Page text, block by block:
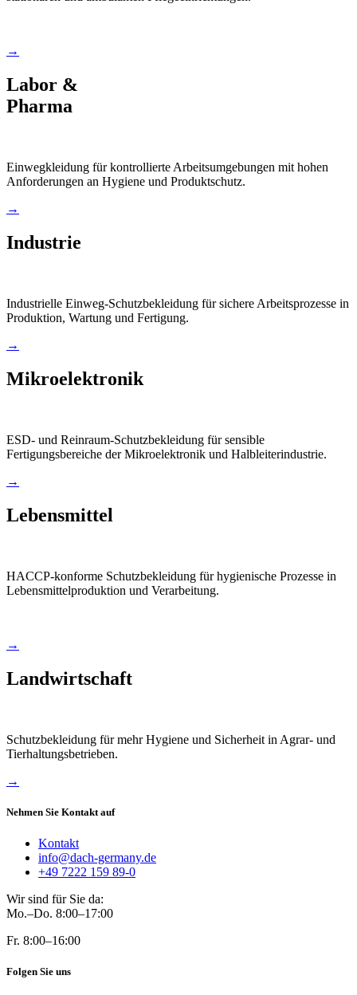
→
Labor &
Pharma
Einwegkleidung für kontrollierte Arbeitsumgebungen mit hohen
Anforderungen an Hygiene und Produktschutz.
→
Industrie
Industrielle Einweg-Schutzbekleidung für sichere Arbeitsprozesse in
Produktion, Wartung und Fertigung.
→
Mikroelektronik
ESD- und Reinraum-Schutzbekleidung für sensible
Fertigungsbereiche der Mikroelektronik und Halbleiterindustrie.
→
Lebensmittel
HACCP-konforme Schutzbekleidung für hygienische Prozesse in
Lebensmittelproduktion und Verarbeitung.
→
Landwirtschaft
Schutzbekleidung für mehr Hygiene und Sicherheit in Agrar- und
Tierhaltungsbetrieben.
→
Nehmen Sie Kontakt auf
Kontakt
info@dach-germany.de
+49 7222 159 89-0
Wir sind für Sie da:
Mo.–Do. 8:00–17:00
Fr. 8:00–16:00
Folgen Sie uns